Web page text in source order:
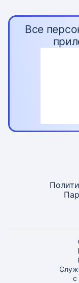
Все
с